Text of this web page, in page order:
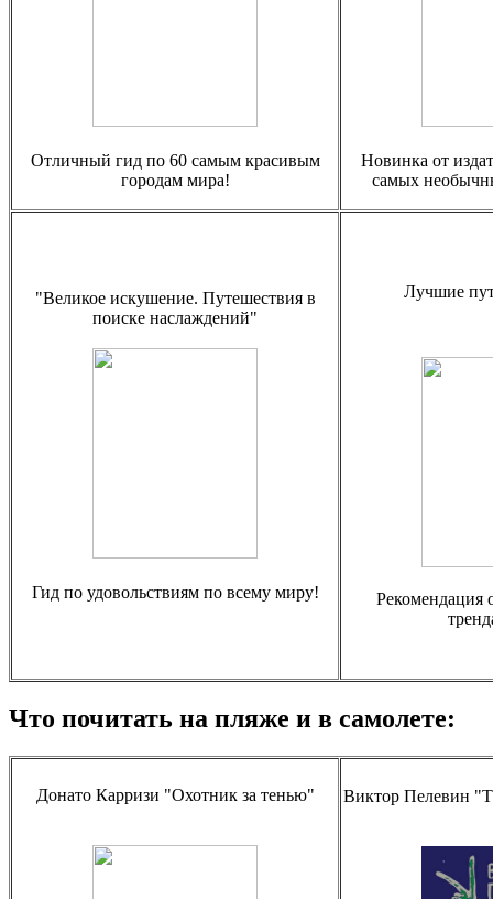
Отличный гид по 60 самым красивым
городам мира!
Новинка от
самых
"Великое искушение. Путешествия в
поиске наслаждений"
Гид по удовольствиям по всему миру!
Лучшие
Рекомендация
Что почитать на пляже и в самолете:
Донато Карризи "Охотник за тенью" Виктор Пелевин